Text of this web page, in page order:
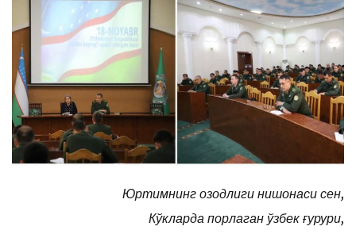
Юртимнинг озодлиги нишонаси сен,
Кўкларда порлаган ўзбек ғурури,